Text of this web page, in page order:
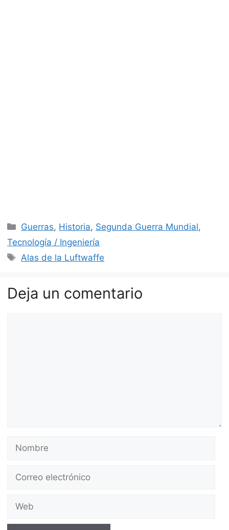
Categorías
Guerras, Historia, Segunda Guerra Mundial,
Tecnología / Ingeniería
Etiquetas
Alas de la Luftwaffe
Deja un comentario
electrónico